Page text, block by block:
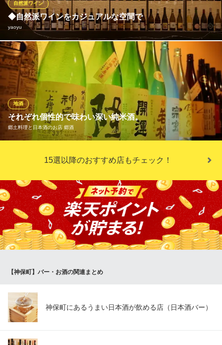
厨（KURIYA）神保町本店 神戸牛＆シチリアワイン
神保町の神戸牛専門店
都営新宿線神保町駅 徒歩2分
東京都千代田区一ツ橋2-6-12 東西堂ビル1F
◆自然派ワインをカジュアルな空間で
yaoyu
自然派ワイン
フランス産のほか、チェコやアメリカなど世界中のワインをセレ
クトしています。おしゃれながら華美すぎず寛ぎやすい空間はキ
ッチンがよく見え、まるでギャラリーのよう。肩ひじ張らずにモ
ダンフレンチをご堪能いただけます。
yaoyu
神田×フレンチ
地下鉄千代田線大手町駅 徒歩5分
それぞれ個性的で味わい深い純米酒。
郷土料理と日本酒のお店 郷酒
地酒
店主が厳選する日本酒は全て純米酒。味の幅が広く「米の旨味の
濃い酒」「香り高い酒」「酸の効いた酒」など実に多彩。実際に
「郷酒のお客さんに、このお酒をのんでもらいたい」と感じたお
酒を取り揃えております。蔵元さんをお招きしての酒の会も毎
年、開催中です
郷土料理と日本酒のお店 郷酒
郷土料理と日本酒のお店
15選以降のおすすめ店もチェック！
【神保町】バー・お酒の関連まとめ
神保町にあるうまい日本酒が飲める店（日本酒バー）